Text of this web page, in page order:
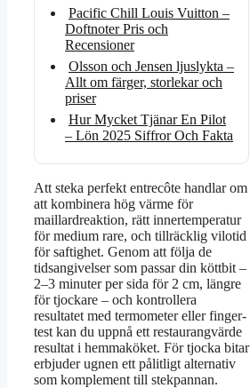
Pacific Chill Louis Vuitton –
Doftnoter Pris och
Recensioner
Olsson och Jensen ljuslykta –
Allt om färger, storlekar och
priser
Hur Mycket Tjänar En Pilot
– Lön 2025 Siffror Och Fakta
Att steka perfekt entrecôte handlar om
att kombinera hög värme för
maillardreaktion, rätt innertemperatur
för medium rare, och tillräcklig vilotid
för saftighet. Genom att följa de
tidsangivelser som passar din köttbit –
2–3 minuter per sida för 2 cm, längre
för tjockare – och kontrollera
resultatet med termometer eller finger-
test kan du uppnå ett restaurangvärde
resultat i hemmaköket. För tjocka bitar
erbjuder ugnen ett pålitligt alternativ
som komplement till stekpannan.